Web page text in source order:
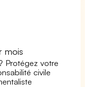
mois
Protégez votre
civile